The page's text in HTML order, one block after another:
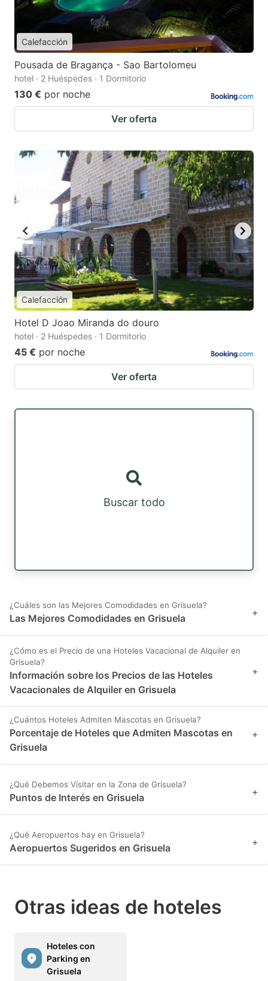
Calefacción
Pousada de Bragança - Sao Bartolomeu
hotel · 2 Huéspedes · 1 Dormitorio
130 € por noche
Ver oferta
Calefacción
Hotel D Joao Miranda do douro
hotel · 2 Huéspedes · 1 Dormitorio
45 € por noche
Ver oferta
Buscar todo
¿Cuáles son las Mejores Comodidades en Grisuela?
Las Mejores Comodidades en Grisuela +
¿Cómo es el Precio de una Hoteles Vacacional de Alquiler en
Grisuela?
Información sobre los Precios de las Hoteles
Vacacionales de Alquiler en Grisuela
+
¿Cuántos Hoteles Admiten Mascotas en Grisuela?
Porcentaje de Hoteles que Admiten Mascotas en
Grisuela
+
¿Qué Debemos Visitar en la Zona de Grisuela?
Puntos de Interés en Grisuela +
¿Qué Aeropuertos hay en Grisuela?
Aeropuertos Sugeridos en Grisuela +
Otras ideas de hoteles
Hoteles con
Parking en
Grisuela